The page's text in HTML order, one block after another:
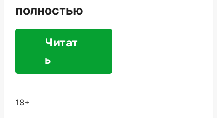
полностью
Читат
ь
18+